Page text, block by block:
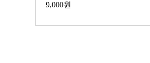
9,000원